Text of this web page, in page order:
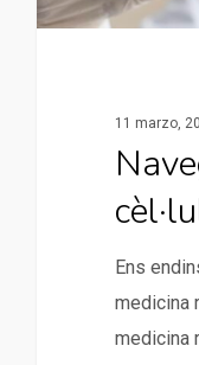
11 marzo,
Ens
medicina
medicina